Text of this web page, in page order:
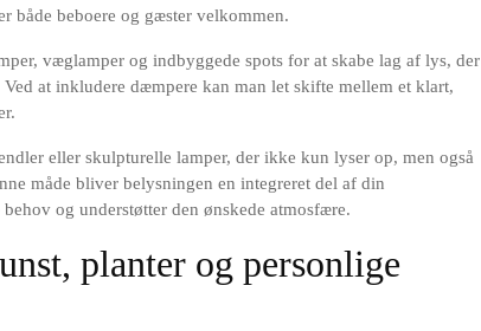
både beboere og gæster velkommen.
væglamper og indbyggede spots for at skabe lag af lys, der
at inkludere dæmpere kan man let skifte mellem et klart,
eller skulpturelle lamper, der ikke kun lyser op, men også
måde bliver belysningen en integreret del af din
og understøtter den ønskede atmosfære.
planter og personlige